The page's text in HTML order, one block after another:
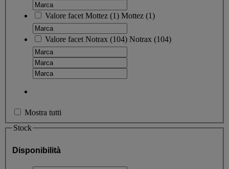
Valore facet Mottez (1) Mottez (1)
Valore facet Notrax (104) Notrax (104)
Mostra tutti
Stock
Disponibilità